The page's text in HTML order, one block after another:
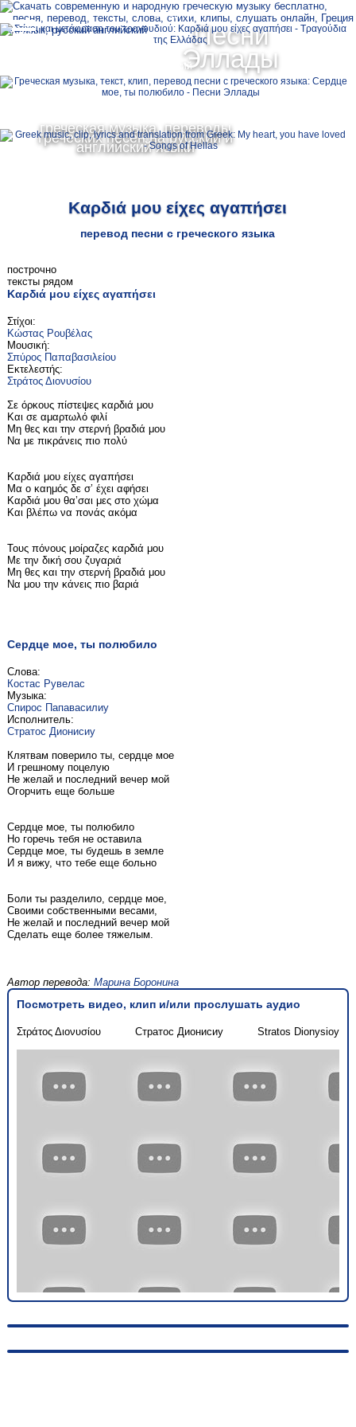
Песни
Эллады
греческая музыка, переводы
греческих песен на русский и
английский языки
Ελληνικά
Русский
MENU
Καρδιά μου είχες αγαπήσει
перевод песни с греческого языка
построчно
тексты рядом
Καρδιά μου είχες αγαπήσει
Στίχοι:
Κώστας Ρουβέλας
Μουσική:
Σπύρος Παπαβασιλείου
Εκτελεστής:
Στράτος Διονυσίου
Σε όρκους πίστεψες καρδιά μου
Και σε αμαρτωλό φιλί
Μη θες και την στερνή βραδιά μου
Να με πικράνεις πιο πολύ
Καρδιά μου είχες αγαπήσει
Μα ο καημός δε σ’ έχει αφήσει
Καρδιά μου θα’σαι μες στο χώμα
Και βλέπω να πονάς ακόμα
Τους πόνους μοίραζες καρδιά μου
Με την δική σου ζυγαριά
Μη θες και την στερνή βραδιά μου
Να μου την κάνεις πιο βαριά
Сердце мое, ты полюбило
Слова:
Костас Рувелас
Музыка:
Спирос Папавасилиу
Исполнитель:
Стратос Дионисиу
Клятвам поверило ты, сердце мое
И грешному поцелую
Не желай и последний вечер мой
Огорчить еще больше
Сердце мое, ты полюбило
Но горечь тебя не оставила
Сердце мое, ты будешь в земле
И я вижу, что тебе еще больно
Боли ты разделило, сердце мое,
Своими собственными весами,
Не желай и последний вечер мой
Сделать еще более тяжелым.
Автор перевода: Марина Боронина
Посмотреть видео, клип и/или прослушать аудио
Στράτος Διονυσίου Стратос Дионисиу Stratos Dionysioy